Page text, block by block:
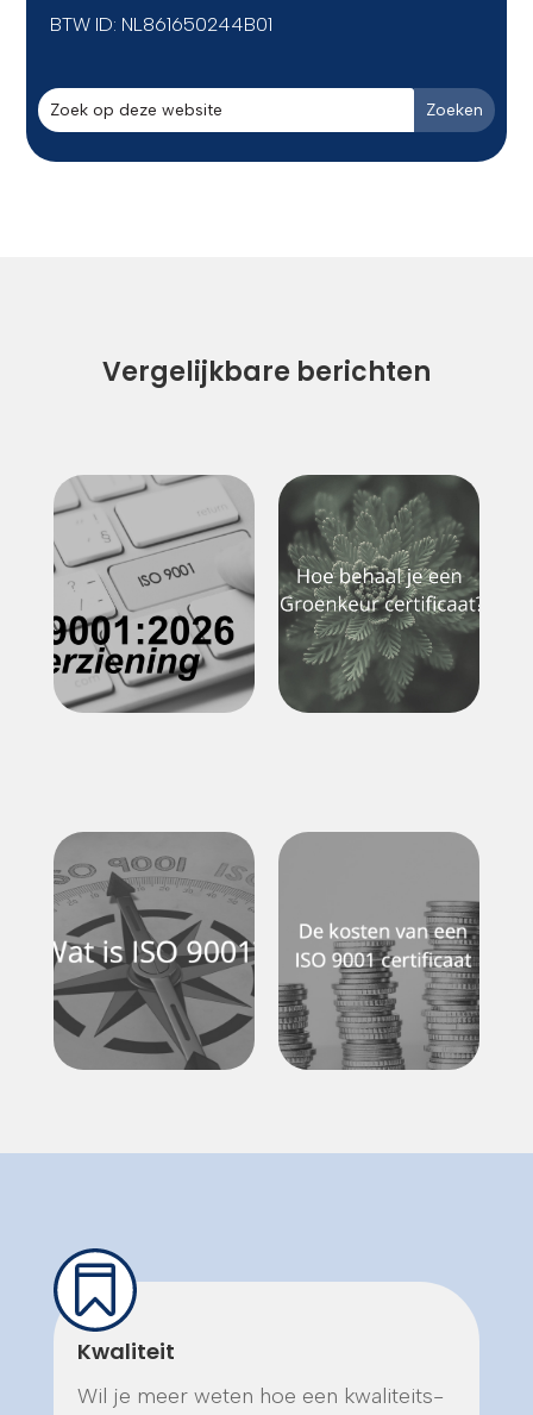
BTW ID: NL861650244B01
Vergelijkbare berichten
Kwaliteit
Wil je meer weten hoe een kwaliteits-